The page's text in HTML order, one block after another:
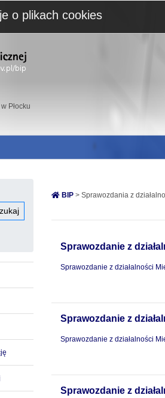
Płocku
BIP > Sprawozdania z
Sprawozdanie z
Sprawozdanie z działalności
Sprawozdanie z
Sprawozdanie z działalności
Sprawozdanie z
o plikach cookies